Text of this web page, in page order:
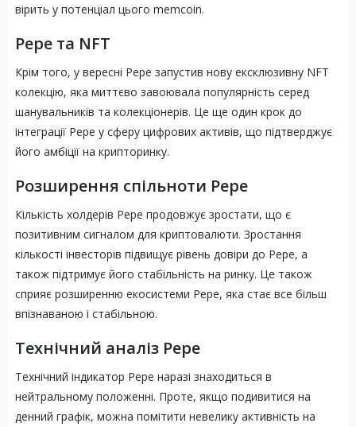
вірить у потенціал цього memcoin.
Pepе та NFT
Крім того, у вересні Pepе запустив нову ексклюзивну NFT
колекцію, яка миттєво завоювала популярність серед
шанувальників та колекціонерів. Це ще один крок до
інтеграції Pepе у сферу цифрових активів, що підтверджує
його амбіції на крипторинку.
Розширення спільноти Pepе
Кількість холдерів Pepе продовжує зростати, що є
позитивним сигналом для криптовалюти. Зростання
кількості інвесторів підвищує рівень довіри до Pepе, а
також підтримує його стабільність на ринку. Це також
сприяє розширенню екосистеми Pepе, яка стає все більш
впізнаваною і стабільною.
Технічний аналіз Pepе
Технічний індикатор Pepе наразі знаходиться в
нейтральному положенні. Проте, якщо подивитися на
денний графік, можна помітити невелику активність на